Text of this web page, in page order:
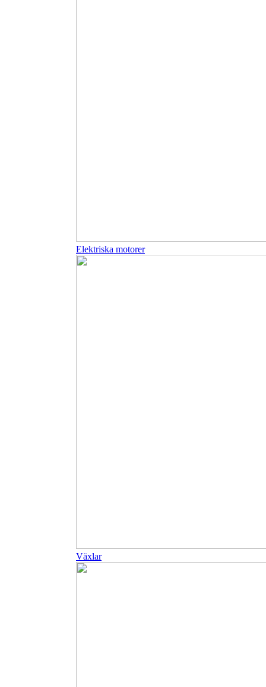
Elektriska motorer
Växlar